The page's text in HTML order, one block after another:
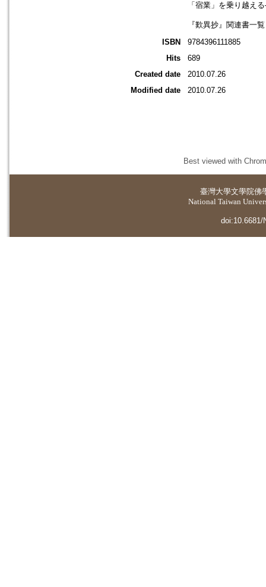
「宿業」を乗り越え
『歎異抄』関連書一
ISBN
9784396111885
Hits
689
Created date
2010.07.26
Modified date
2010.07.26
Best viewed with
臺灣大學文學院佛
National Taiwan
doi:10.6681/